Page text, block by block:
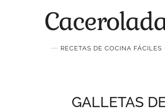
— RECETAS DE COCINA FÁCILES
GALLETAS